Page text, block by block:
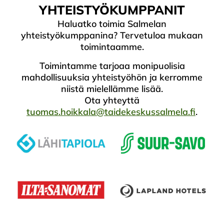
YHTEISTYÖKUMPPANIT
Haluatko toimia Salmelan
yhteistyökumppanina? Tervetuloa mukaan
toimintaamme.
Toimintamme tarjoaa monipuolisia
mahdollisuuksia yhteistyöhön ja kerromme
niistä mielellämme lisää.
Ota yhteyttä
tuomas.hoikkala@taidekeskussalmela.fi.